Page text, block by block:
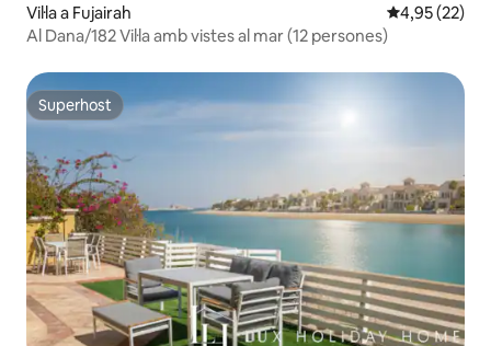
Vil·la a Fujairah 4,95 de
4,95 (22)
Al Dana/182 Vil·la amb vistes al mar (12 persones)
Superhost
Superhost